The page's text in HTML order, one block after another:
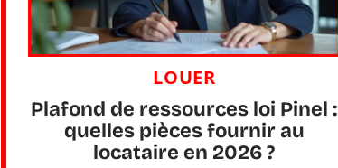
LOUER
Plafond de ressources loi Pinel :
quelles pièces fournir au
locataire en 2026 ?